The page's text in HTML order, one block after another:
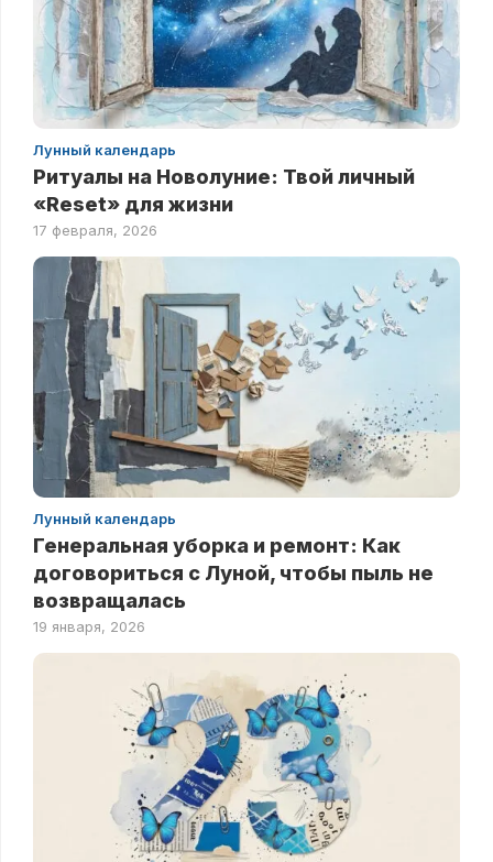
Лунный календарь
Ритуалы на Новолуние: Твой личный
«Reset» для жизни
17 февраля, 2026
Лунный календарь
Генеральная уборка и ремонт: Как
договориться с Луной, чтобы пыль не
возвращалась
19 января, 2026